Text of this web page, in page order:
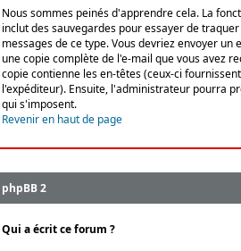
Nous sommes peinés d'apprendre cela. La
inclut des sauvegardes pour essayer de
messages de ce type. Vous devriez envoyer
une copie complète de l'e-mail que vous avez
copie contienne les en-têtes (ceux-ci
l'expéditeur). Ensuite, l'administrateur pourra
qui s'imposent.
Revenir en haut de page
phpBB 2
Qui a écrit ce forum ?